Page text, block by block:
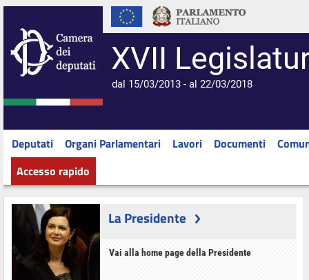
XVII
dal 15/03/2013 - al 22/03/2018
Deputati Organi Parlamentari Lavori Documenti
Accesso rapido
La Presidente
Vai alla home page della Presidente